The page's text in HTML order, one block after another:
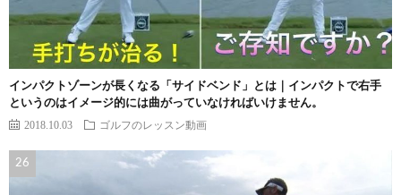
インパクトゾーンが長くなる「サイドベンド」とは｜インパクトで右手
というのはイメージ的には曲がっていなければいけません。
2018.10.03 ゴルフのレッスン動画